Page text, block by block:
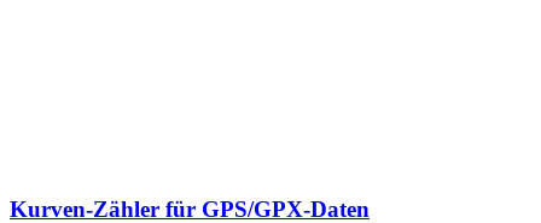
Kurven-Zähler für GPS/GPX-Daten